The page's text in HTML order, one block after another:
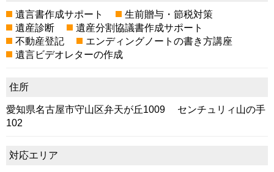
遺言書作成サポート
生前贈与・節税対策
遺産診断
遺産分割協議書作成サポート
不動産登記
エンディングノートの書き方講座
遺言ビデオレターの作成
住所
愛知県名古屋市守山区弁天が丘1009 センチュリィ山の手
102
対応エリア